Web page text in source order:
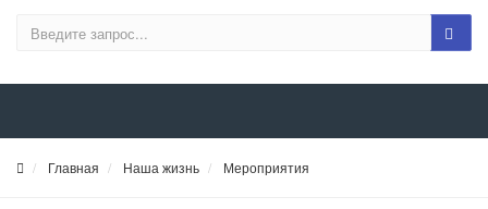
Главная Наша жизнь Мероприятия